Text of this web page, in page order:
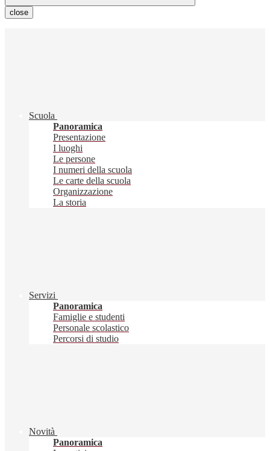
close
Scuola
Panoramica
Presentazione
I luoghi
Le persone
I numeri della scuola
Le carte della scuola
Organizzazione
La storia
Servizi
Panoramica
Famiglie e studenti
Personale scolastico
Percorsi di studio
Novità
Panoramica